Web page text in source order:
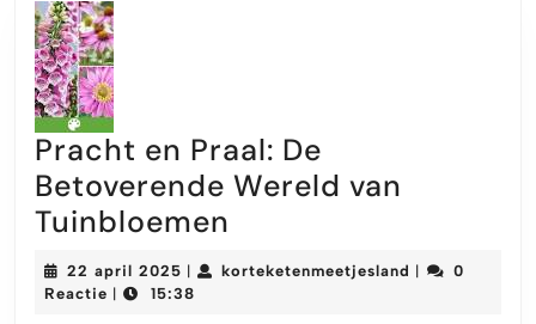
Pracht en Praal: De
Betoverende Wereld van
Tuinbloemen
en
22 april 2025 22
april
| korteketenmeetjesland |
0
Reactie | 15:38